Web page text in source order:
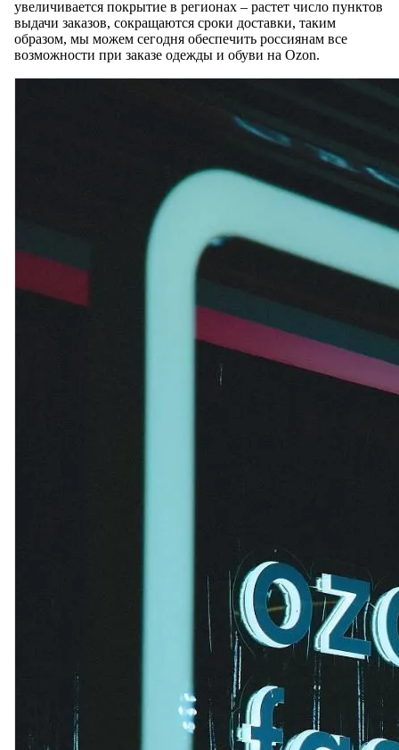
увеличивается покрытие в регионах – растет число пунктов
выдачи заказов, сокращаются сроки доставки, таким
образом, мы можем сегодня обеспечить россиянам все
возможности при заказе одежды и обуви на Ozon.